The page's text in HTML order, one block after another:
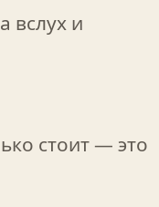
вслух и
стоит — это